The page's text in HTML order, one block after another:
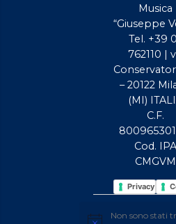
Musica
“Giuseppe
Tel. +39
762110 |
– 20122
(MI)
C.F.
Cod. IPA
CMGVM
Privacy
Non sono stati